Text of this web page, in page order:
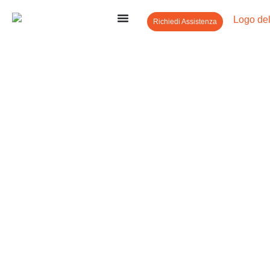
Richiedi Assistenza